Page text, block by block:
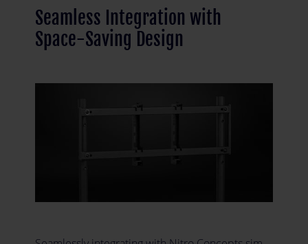
Seamless Integration with
Space-Saving Design